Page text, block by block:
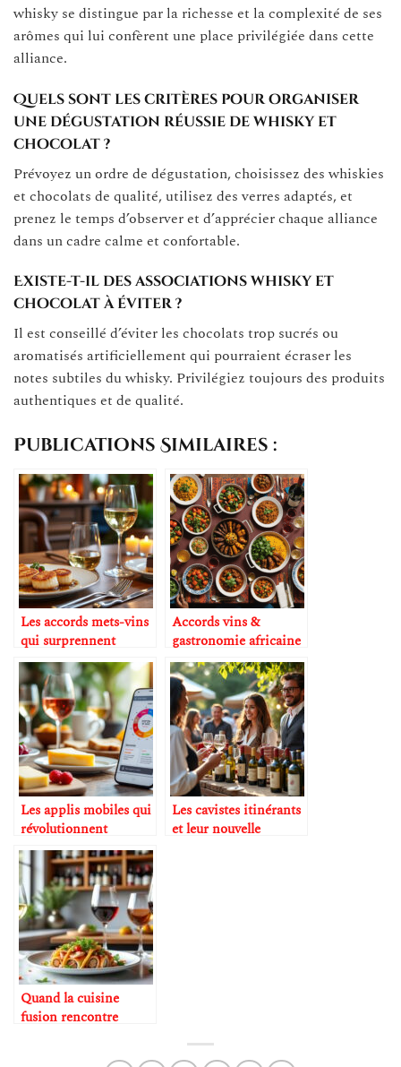
whisky se distingue par la richesse et la complexité de ses
arômes qui lui confèrent une place privilégiée dans cette
alliance.
Quels sont les critères pour organiser
une dégustation réussie de whisky et
chocolat ?
Prévoyez un ordre de dégustation, choisissez des whiskies
et chocolats de qualité, utilisez des verres adaptés, et
prenez le temps d’observer et d’apprécier chaque alliance
dans un cadre calme et confortable.
Existe-t-il des associations whisky et
chocolat à éviter ?
Il est conseillé d’éviter les chocolats trop sucrés ou
aromatisés artificiellement qui pourraient écraser les
notes subtiles du whisky. Privilégiez toujours des produits
authentiques et de qualité.
Publications Similaires :
Les accords mets-vins
qui surprennent
vraiment
Accords vins &
gastronomie africaine
Les applis mobiles qui
révolutionnent
l’apprentissage de la
dégustation
Les cavistes itinérants
et leur nouvelle
Quand la cuisine
fusion rencontre